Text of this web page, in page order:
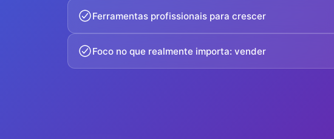
Ferramentas profissionais para crescer
Foco no que realmente importa: vender